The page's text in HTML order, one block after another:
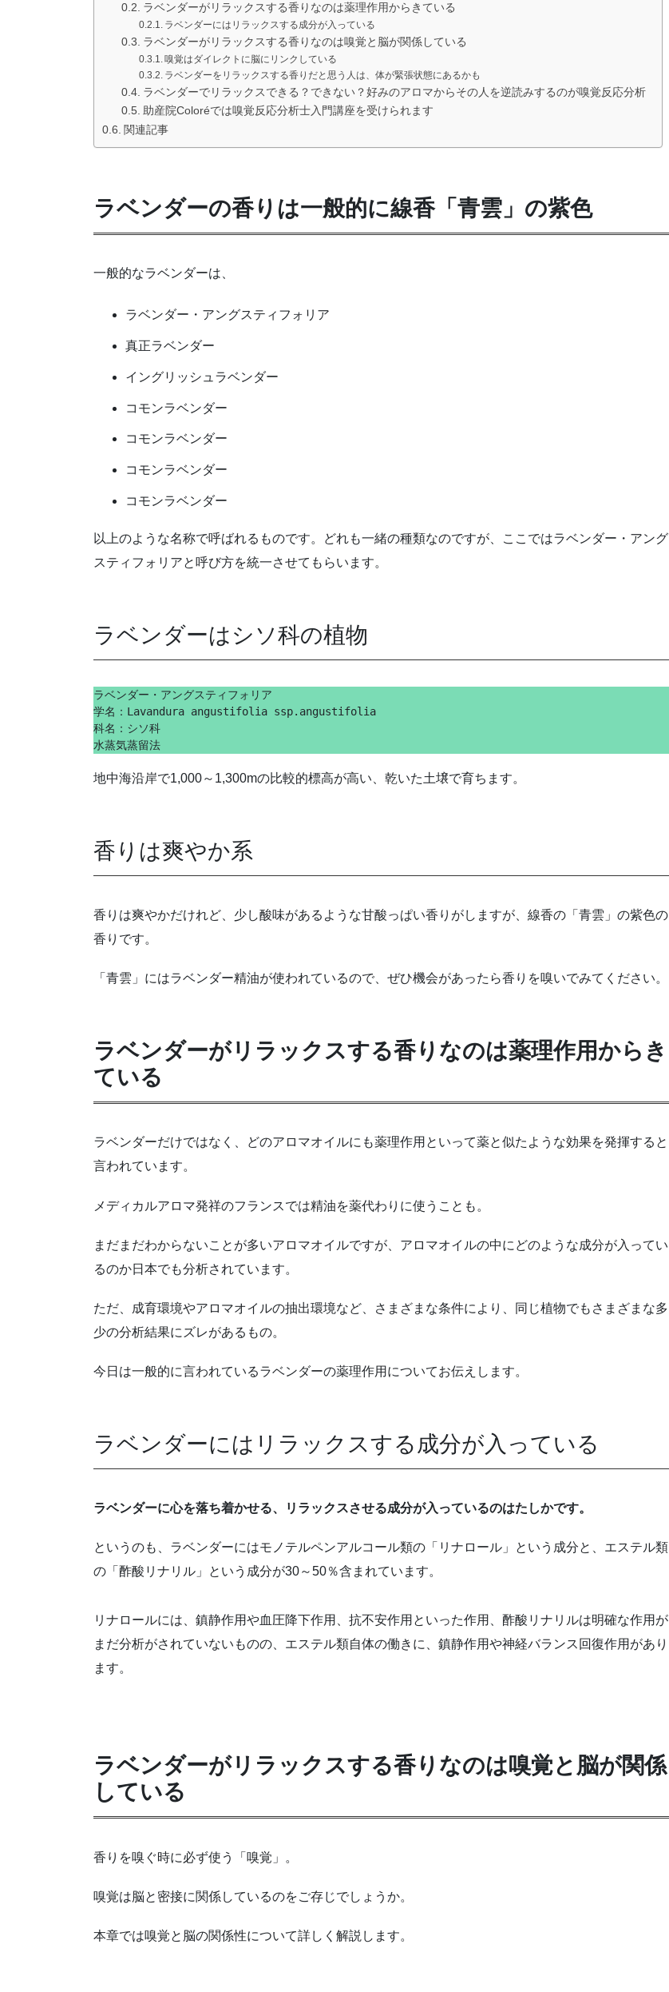
ラベンダーがリラックスする香りなのは薬理作用からきている
ラベンダーにはリラックスする成分が入っている
ラベンダーがリラックスする香りなのは嗅覚と脳が関係している
嗅覚はダイレクトに脳にリンクしている
ラベンダーをリラックスする香りだと思う人は、体が緊張状態にあるかも
ラベンダーでリラックスできる？できない？好みのアロマからその人を逆読みするのが嗅覚反応分析
助産院Coloréでは嗅覚反応分析士入門講座を受けられます
関連記事
ラベンダーの香りは一般的に線香「青雲」の紫色
一般的なラベンダーは、
ラベンダー・アングスティフォリア
真正ラベンダー
イングリッシュラベンダー
コモンラベンダー
コモンラベンダー
コモンラベンダー
コモンラベンダー
以上のような名称で呼ばれるものです。どれも一緒の種類なのですが、ここではラベンダー・アング
スティフォリアと呼び方を統一させてもらいます。
ラベンダーはシソ科の植物
ラベンダー・アングスティフォリア
学名：Lavandura angustifolia ssp.angustifolia
科名：シソ科
水蒸気蒸留法
地中海沿岸で1,000～1,300mの比較的標高が高い、乾いた土壌で育ちます。
香りは爽やか系
香りは爽やかだけれど、少し酸味があるような甘酸っぱい香りがしますが、線香の「青雲」の紫色の
香りです。
「青雲」にはラベンダー精油が使われているので、ぜひ機会があったら香りを嗅いでみてください。
ラベンダーがリラックスする香りなのは薬理作用からき
ている
ラベンダーだけではなく、どのアロマオイルにも薬理作用といって薬と似たような効果を発揮すると
言われています。
メディカルアロマ発祥のフランスでは精油を薬代わりに使うことも。
まだまだわからないことが多いアロマオイルですが、アロマオイルの中にどのような成分が入ってい
るのか日本でも分析されています。
ただ、成育環境やアロマオイルの抽出環境など、さまざまな条件により、同じ植物でもさまざまな多
少の分析結果にズレがあるもの。
今日は一般的に言われているラベンダーの薬理作用についてお伝えします。
ラベンダーにはリラックスする成分が入っている
ラベンダーに心を落ち着かせる、リラックスさせる成分が入っているのはたしかです。
というのも、ラベンダーにはモノテルペンアルコール類の「リナロール」という成分と、エステル類
の「酢酸リナリル」という成分が30～50％含まれています。
リナロールには、鎮静作用や血圧降下作用、抗不安作用といった作用、酢酸リナリルは明確な作用が
まだ分析がされていないものの、エステル類自体の働きに、鎮静作用や神経バランス回復作用があり
ます。
ラベンダーがリラックスする香りなのは嗅覚と脳が関係
している
香りを嗅ぐ時に必ず使う「嗅覚」。
嗅覚は脳と密接に関係しているのをご存じでしょうか。
本章では嗅覚と脳の関係性について詳しく解説します。